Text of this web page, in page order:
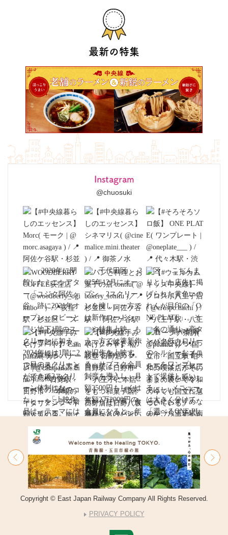
最新の特集
Instagram
@chuosuki
Copyright © East Japan Railway Company All Rights Reserved.
PRIVACY POLICY